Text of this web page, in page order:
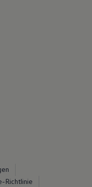
Richtlinie